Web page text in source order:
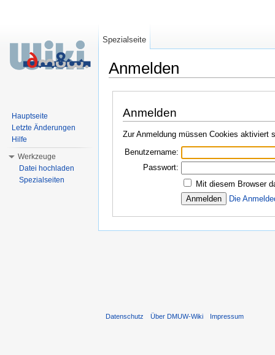
Anmelden
Anmelden
Zur Anmeldung müssen Cookies aktiviert
Benutzername:
Passwort:
Mit diesem Browser
Die
Spezialseite
Hauptseite
Letzte Änderungen
Hilfe
Werkzeuge
Datei hochladen
Spezialseiten
Datenschutz Über DMUW-Wiki Impressum